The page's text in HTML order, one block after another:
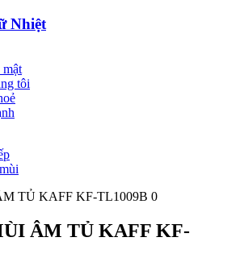
Nhiệt
mật
tôi
ÂM TỦ KAFF KF-